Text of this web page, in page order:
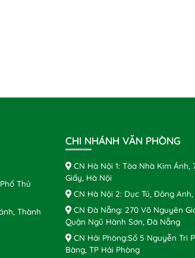
Thủ
Thành
CHI NHÁNH VĂN PHÒNG
CN Hà Nội 1: Tòa Nhà Kim Ánh,
Giấy, Hà Nội
CN Hà Nội 2: Dục Tú, Đông
CN Đà Nẵng: 270 Võ Nguyên
Quận Ngũ Hành Sơn, Đà Nẵng
CN Hải Phòng:Số 5 Nguyễn Tri
Bàng, TP Hải Phòng